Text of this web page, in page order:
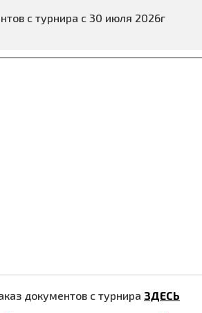
с турнира с 30 июля 2026г
документов с турнира ЗДЕСЬ